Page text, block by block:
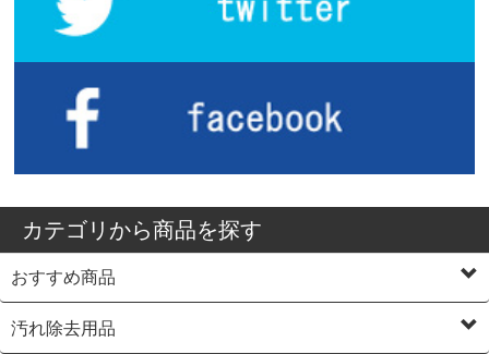
カテゴリから商品を探す
おすすめ商品
汚れ除去用品